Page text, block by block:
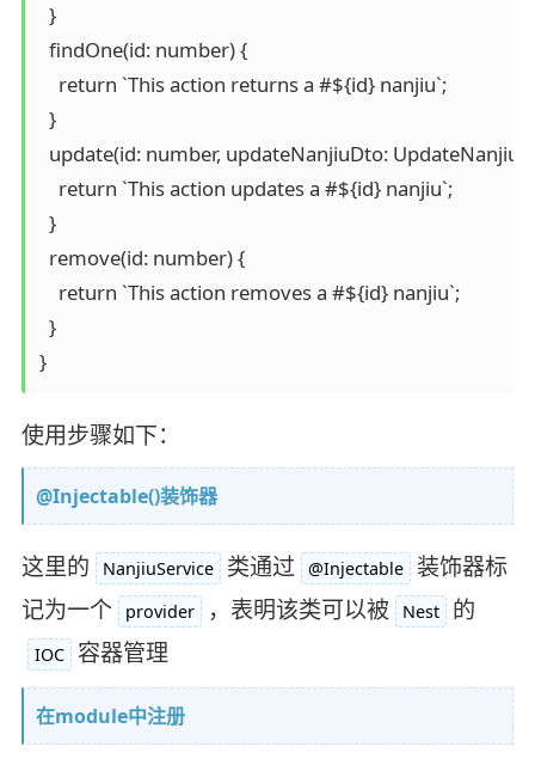
  }
  findOne(id: number) {
    return `This action returns a #${id} nanjiu`;
  }
update(id: number, updateNanjiuDto:
    return `This action updates a #${id} nanjiu`;
  }
  remove(id: number) {
    return `This action removes a #${id} nanjiu`;
  }
}
使用步骤如下：
@Injectable()装饰器
这里的 NanjiuService 类通过 @Injectable
装饰器标
记为一个
provider ，表明该类可以被 Nest 的
IOC 容器管理
在module中注册